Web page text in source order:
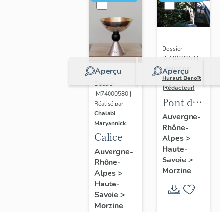
Aperçu
Dossier
IM74000580 |
Réalisé par
Chalabi
Maryannick
Calice
Auvergne-
Rhône-
Alpes>
Haute-
Savoie >
Morzine
Aperçu
Dossier
IA74002953 |
Réalisé par
Huraut Benoît
(Rédacteur)
Pont de
la
Panosse
Auvergne-
Rhône-
Alpes>
Haute-
Savoie >
Morzine